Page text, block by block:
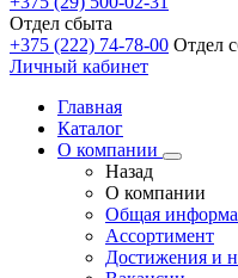
Отдел сбыта
+375 (222) 74-78-00 Отдел
Личный кабинет
Главная
Каталог
О компании
Назад
О компании
Общая
Ассортимент
Достижения и